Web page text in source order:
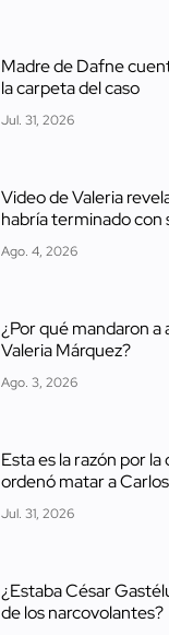
Madre de Dafne
la carpeta del caso
Jul. 31, 2026
Video de Valeria
habría terminado con
Ago. 4, 2026
¿Por qué mandaron a
Valeria Márquez?
Ago. 3, 2026
Esta es la razón por la
ordenó matar a
Jul. 31, 2026
¿Estaba César
de los narcovolantes?